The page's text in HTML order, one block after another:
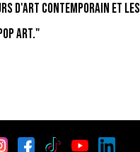
d'art contemporain et les
art."